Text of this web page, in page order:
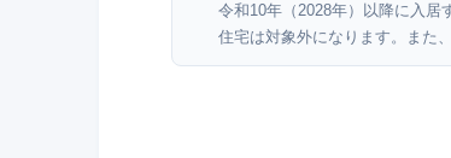
令和10年（2028年）以降に入居
住宅は対象外になります。また